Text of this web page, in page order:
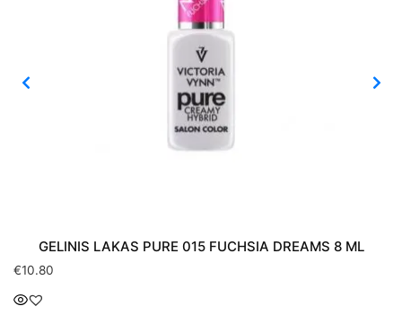
GELINIS LAKAS PURE 015 FUCHSIA DREAMS 8 ML
€10.80